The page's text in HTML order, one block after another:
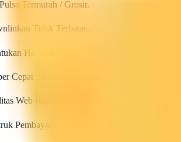
Termurah / Grosir.
Tidak Terbatas.
Harga Ke Downline.
Cepat 24 Jam Non Stop.
Web Report.
Pembayaran.